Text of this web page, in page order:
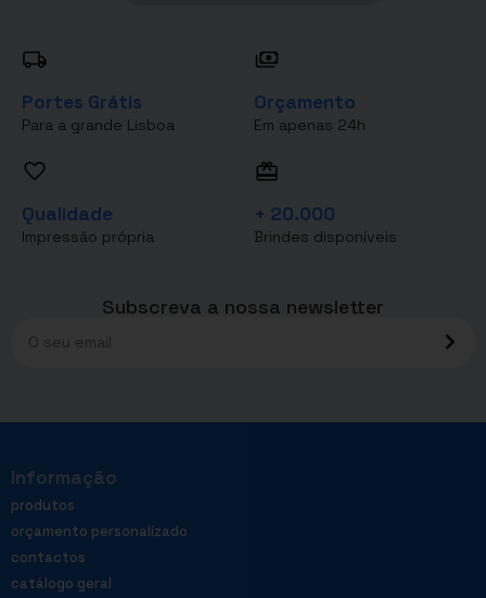
Portes Grátis
Para a grande Lisboa
Orçamento
Em apenas 24h
Qualidade
Impressão própria
+ 20.000
Brindes disponíveis
Subscreva a nossa newsletter
Informação
produtos
orçamento personalizado
contactos
catálogo geral